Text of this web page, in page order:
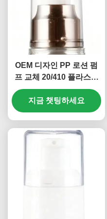
OEM 디자인 PP 로션 펌
프 교체 20/410 플라스틱
처리 펌프 0.2ml (MC-131)
지금 챗팅하세요